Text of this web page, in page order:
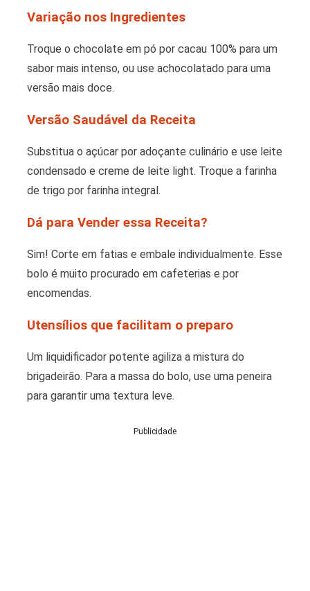
Variação nos Ingredientes
Troque o chocolate em pó por cacau 100% para um
sabor mais intenso, ou use achocolatado para uma
versão mais doce.
Versão Saudável da Receita
Substitua o açúcar por adoçante culinário e use leite
condensado e creme de leite light. Troque a farinha
de trigo por farinha integral.
Dá para Vender essa Receita?
Sim! Corte em fatias e embale individualmente. Esse
bolo é muito procurado em cafeterias e por
encomendas.
Utensílios que facilitam o preparo
Um liquidificador potente agiliza a mistura do
brigadeirão. Para a massa do bolo, use uma peneira
para garantir uma textura leve.
Publicidade